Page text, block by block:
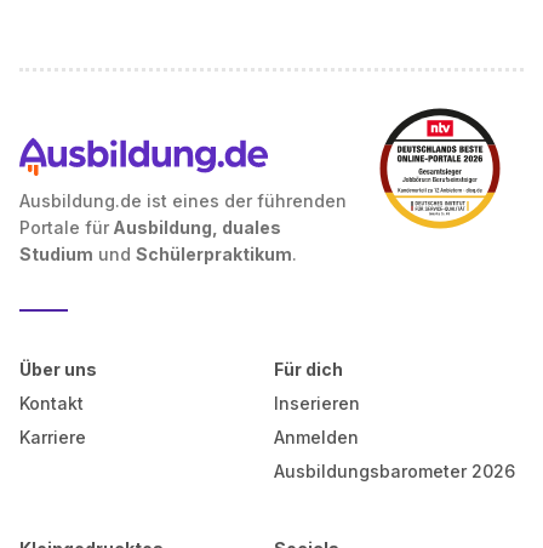
Ausbildung.de ist eines der führenden
Portale für Ausbildung, duales
Studium und Schülerpraktikum.
Über uns
Kontakt
Karriere
Für dich
Inserieren
Anmelden
Ausbildungsbarometer 2026